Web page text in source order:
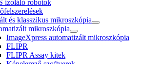
izoláló robotok
és klasszikus mikroszkópia
mikroszkópia
ImageXpress automatizált mikroszkópia
FLIPR
FLIPR Assay kitek